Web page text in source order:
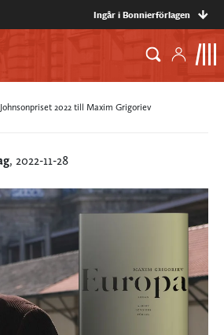
Ingår i Bonnierförlagen
2022 till Maxim Grigoriev
, 2022-11-28